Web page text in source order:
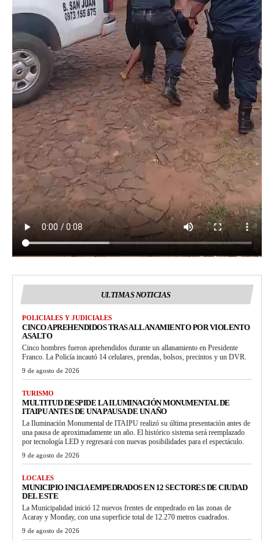
ULTIMAS NOTICIAS
POLICIALES Y JUDICIALES
CINCO APREHENDIDOS TRAS ALLANAMIENTO POR VIOLENTO
ASALTO
Cinco hombres fueron aprehendidos durante un allanamiento en Presidente
Franco. La Policía incautó 14 celulares, prendas, bolsos, precintos y un DVR.
9 de agosto de 2026
TURISMO
MULTITUD DESPIDE LA ILUMINACIÓN MONUMENTAL DE
ITAIPU ANTES DE UNA PAUSA DE UN AÑO
La Iluminación Monumental de ITAIPU realizó su última presentación antes de
una pausa de aproximadamente un año. El histórico sistema será reemplazado
por tecnología LED y regresará con nuevas posibilidades para el espectáculo.
9 de agosto de 2026
LOCALES
MUNICIPIO INICIA EMPEDRADOS EN 12 SECTORES DE CIUDAD
DEL ESTE
La Municipalidad inició 12 nuevos frentes de empedrado en las zonas de
Acaray y Monday, con una superficie total de 12.270 metros cuadrados.
9 de agosto de 2026